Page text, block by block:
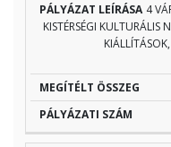
4
KISTÉRSÉGI